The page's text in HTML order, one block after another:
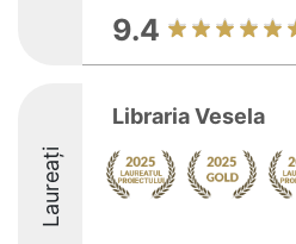
9.4
Laureați
Libraria Vesela